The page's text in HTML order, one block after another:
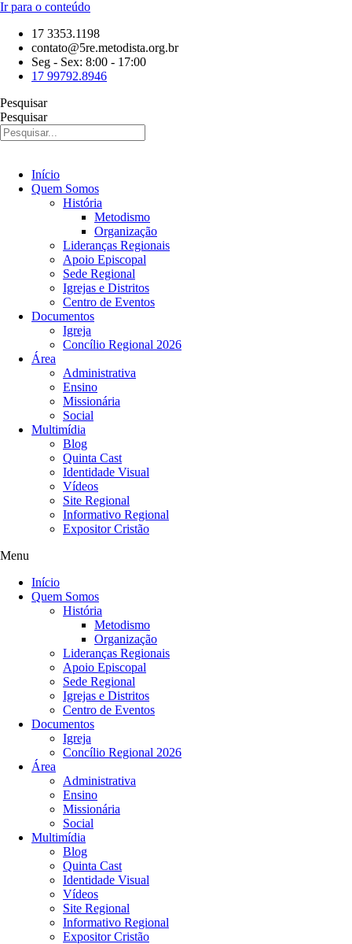
Ir para o conteúdo
17 3353.1198
contato@5re.metodista.org.br
Seg - Sex: 8:00 - 17:00
17 99792.8946
Pesquisar
Pesquisar
Início
Quem Somos
História
Metodismo
Organização
Lideranças Regionais
Apoio Episcopal
Sede Regional
Igrejas e Distritos
Centro de Eventos
Documentos
Igreja
Concílio Regional 2026
Área
Administrativa
Ensino
Missionária
Social
Multimídia
Blog
Quinta Cast
Identidade Visual
Vídeos
Site Regional
Informativo Regional
Expositor Cristão
Menu
Início
Quem Somos
História
Metodismo
Organização
Lideranças Regionais
Apoio Episcopal
Sede Regional
Igrejas e Distritos
Centro de Eventos
Documentos
Igreja
Concílio Regional 2026
Área
Administrativa
Ensino
Missionária
Social
Multimídia
Blog
Quinta Cast
Identidade Visual
Vídeos
Site Regional
Informativo Regional
Expositor Cristão